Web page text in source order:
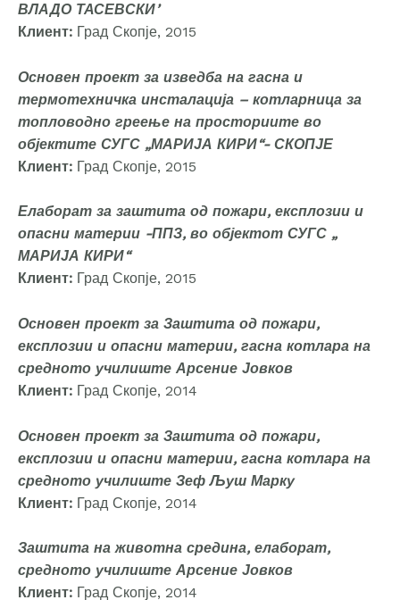
ВЛАДО ТАСЕВСКИ’
Клиент: Град Скопје, 2015
Основен проект за изведба на гасна и
термотехничка инсталација – котларница за
топловодно греење на просториите во
објектите СУГС „МАРИЈА КИРИ“- СКОПЈЕ
Клиент: Град Скопје, 2015
Елаборат за заштита од пожари, експлозии и
опасни материи -ППЗ, во објектот СУГС „
МАРИЈА КИРИ“
Клиент: Град Скопје, 2015
Основен проект за Заштита од пожари,
експлозии и опасни материи, гасна котлара на
средното училиште Арсение Јовков
Клиент: Град Скопје, 2014
Основен проект за Заштита од пожари,
експлозии и опасни материи, гасна котлара на
средното училиште Зеф Љуш Марку
Клиент: Град Скопје, 2014
Заштита на животна средина, елаборат,
средното училиште Арсение Јовков
Клиент: Град Скопје, 2014